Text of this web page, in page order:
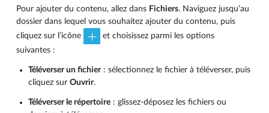
Pour ajouter du contenu, allez dans Fichiers. Naviguez jusqu’au
dossier dans lequel vous souhaitez ajouter du contenu, puis
cliquez sur l’icône
et choisissez parmi les options
suivantes :
Téléverser un fichier: sélectionnez le fichier à téléverser, puis
cliquez sur Ouvrir.
Téléverser le répertoire : glissez-déposez les fichiers ou